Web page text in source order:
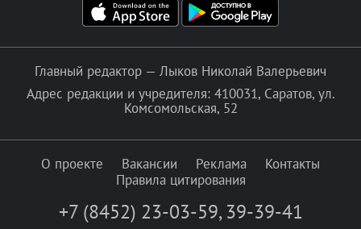
Главный редактор — Лыков Николай Валерьевич
Адрес редакции и учредителя: 410031, Саратов, ул.
Комсомольская, 52
О проекте Вакансии Реклама
Контакты
Правила цитирования
+7 (8452) 23-03-59, 39-39-41